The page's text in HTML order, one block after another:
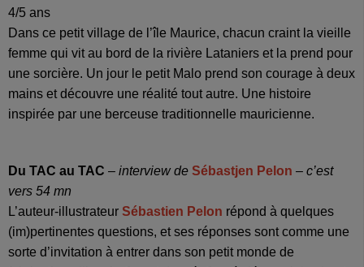
4/5 ans
Dans ce petit village de l’île Maurice, chacun craint la vieille
femme qui vit au bord de la rivière Lataniers et la prend pour
une sorcière. Un jour le petit Malo prend son courage à deux
mains et découvre une réalité tout autre. Une histoire
inspirée par une berceuse traditionnelle mauricienne.
Du TAC au TAC – interview de Sébastjen Pelon – c’est
vers 54 mn
L’auteur-illustrateur Sébastien Pelon répond à quelques
(im)pertinentes questions, et ses réponses sont comme une
sorte d’invitation à entrer dans son petit monde de